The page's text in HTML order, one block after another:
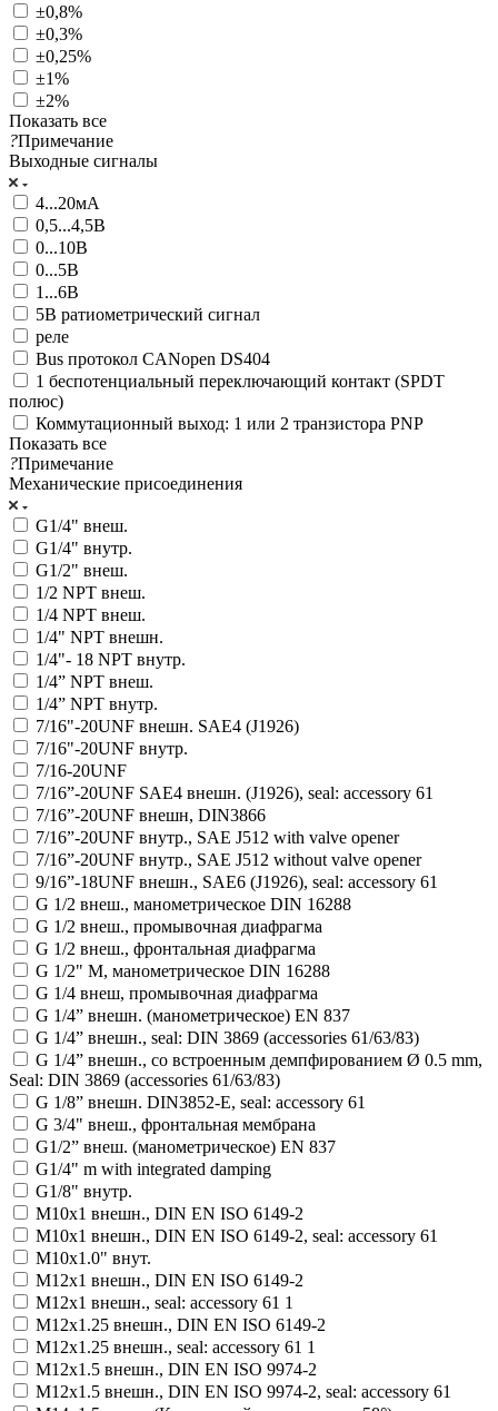
±0,8%
±0,3%
±0,25%
±1%
±2%
Показать все
?Примечание
Выходные сигналы
4...20мA
0,5...4,5В
0...10В
0...5В
1...6В
5В ратиометрический сигнал
реле
Bus протокол CANopen DS404
1 беспотенциальный переключающий контакт (SPDT
полюс)
Коммутационный выход: 1 или 2 транзистора PNP
Показать все
?Примечание
Механические присоединения
G1/4" внеш.
G1/4" внутр.
G1/2" внеш.
1/2 NPT внеш.
1/4 NPT внеш.
1/4" NPT внешн.
1/4"- 18 NPT внутр.
1/4” NPT внеш.
1/4” NPT внутр.
7/16"-20UNF внешн. SAE4 (J1926)
7/16"-20UNF внутр.
7/16-20UNF
7/16”-20UNF SAE4 внешн. (J1926), seal: accessory 61
7/16”-20UNF внешн, DIN3866
7/16”-20UNF внутр., SAE J512 with valve opener
7/16”-20UNF внутр., SAE J512 without valve opener
9/16”-18UNF внешн., SAE6 (J1926), seal: accessory 61
G 1/2 внеш., манометрическое DIN 16288
G 1/2 внеш., промывочная диафрагма
G 1/2 внеш., фронтальная диафрагма
G 1/2" M, манометрическое DIN 16288
G 1/4 внеш, промывочная диафрагма
G 1/4” внешн. (манометрическое) EN 837
G 1/4” внешн., seal: DIN 3869 (accessories 61/63/83)
G 1/4” внешн., со встроенным демпфированием Ø 0.5 mm,
Seal: DIN 3869 (accessories 61/63/83)
G 1/8” внешн. DIN3852-E, seal: accessory 61
G 3/4" внеш., фронтальная мембрана
G1/2” внеш. (манометрическое) EN 837
G1/4" m with integrated damping
G1/8" внутр.
M10x1 внешн., DIN EN ISO 6149-2
M10x1 внешн., DIN EN ISO 6149-2, seal: accessory 61
M10x1.0" внут.
M12x1 внешн., DIN EN ISO 6149-2
M12x1 внешн., seal: accessory 61 1
M12x1.25 внешн., DIN EN ISO 6149-2
M12x1.25 внешн., seal: accessory 61 1
M12x1.5 внешн., DIN EN ISO 9974-2
M12x1.5 внешн., DIN EN ISO 9974-2, seal: accessory 61